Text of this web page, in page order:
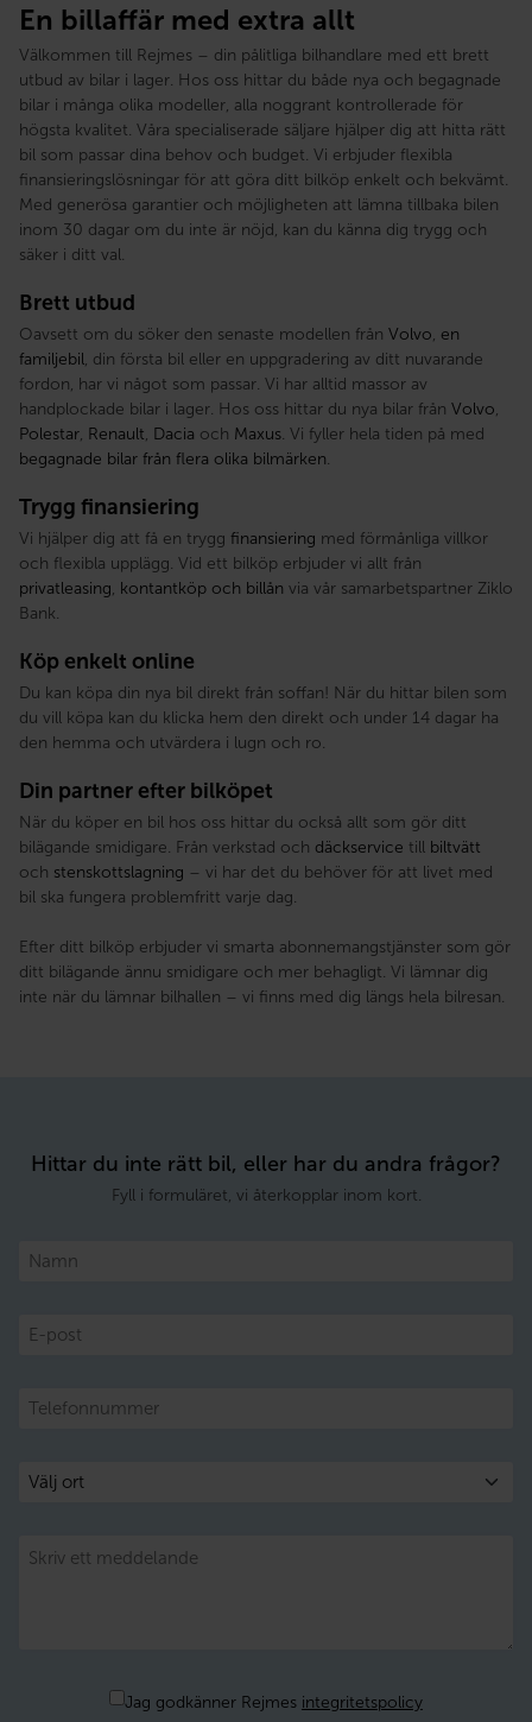
En billaffär med extra allt
Välkommen till Rejmes – din pålitliga bilhandlare med ett brett
utbud av bilar i lager. Hos oss hittar du både nya och begagnade
bilar i många olika modeller, alla noggrant kontrollerade för
högsta kvalitet. Våra specialiserade säljare hjälper dig att hitta rätt
bil som passar dina behov och budget. Vi erbjuder flexibla
finansieringslösningar för att göra ditt bilköp enkelt och bekvämt.
Med generösa garantier och möjligheten att lämna tillbaka bilen
inom 30 dagar om du inte är nöjd, kan du känna dig trygg och
säker i ditt val.
Brett utbud
Oavsett om du söker den senaste modellen från Volvo, en
familjebil, din första bil eller en uppgradering av ditt nuvarande
fordon, har vi något som passar. Vi har alltid massor av
handplockade bilar i lager. Hos oss hittar du nya bilar från Volvo,
Polestar, Renault, Dacia och Maxus. Vi fyller hela tiden på med
begagnade bilar från flera olika bilmärken.
Trygg finansiering
Vi hjälper dig att få en trygg finansiering med förmånliga villkor
och flexibla upplägg. Vid ett bilköp erbjuder vi allt från
privatleasing, kontantköp och billån via vår samarbetspartner Ziklo
Bank.
Köp enkelt online
Du kan köpa din nya bil direkt från soffan! När du hittar bilen som
du vill köpa kan du klicka hem den direkt och under 14 dagar ha
den hemma och utvärdera i lugn och ro.
Din partner efter bilköpet
När du köper en bil hos oss hittar du också allt som gör ditt
bilägande smidigare. Från verkstad och däckservice till biltvätt
och stenskottslagning – vi har det du behöver för att livet med
bil ska fungera problemfritt varje dag.
Efter ditt bilköp erbjuder vi smarta abonnemangstjänster som gör
ditt bilägande ännu smidigare och mer behagligt. Vi lämnar dig
inte när du lämnar bilhallen – vi finns med dig längs hela bilresan.
Hittar du inte rätt bil, eller har du andra frågor?
Fyll i formuläret, vi återkopplar inom kort.
Namn
E-
post
Telefon
Välj
ort
Jag godkänner Rejmes integritetspolicy